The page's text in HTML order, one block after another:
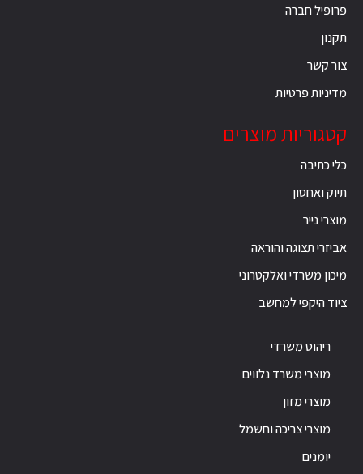
פרופיל חברה
תקנון
צור קשר
מדיניות פרטיות
קטגוריות מוצרים
כלי כתיבה
תיוק ואחסון
מוצרי נייר
אביזרי תצוגה והוראה
מיכון משרדי ואלקטרוני
ציוד היקפי למחשב
ריהוט משרדי
מוצרי משרד נלווים
מוצרי מזון
מוצרי צריכה וחשמל
יומנים